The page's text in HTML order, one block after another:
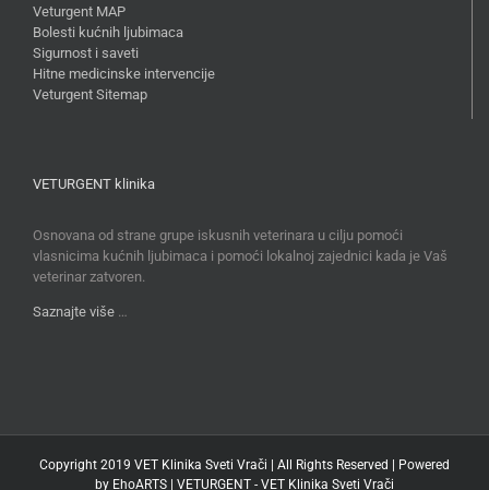
Veturgent MAP
Bolesti kućnih ljubimaca
Sigurnost i saveti
Hitne medicinske intervencije
Veturgent Sitemap
VETURGENT klinika
Osnovana od strane grupe iskusnih veterinara u cilju pomoći
vlasnicima kućnih ljubimaca i pomoći lokalnoj zajednici kada je Vaš
veterinar zatvoren.
Saznajte više …
Copyright 2019 VET Klinika Sveti Vrači | All Rights Reserved | Powered
by EhoARTS | VETURGENT - VET Klinika Sveti Vrači